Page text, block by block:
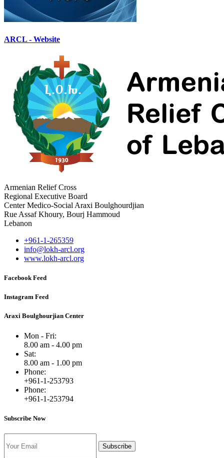
ARCL - Website
Armenian Relief Cross
Regional Executive Board
Center Medico-Social Araxi Boulghourdjian
Rue Assaf Khoury, Bourj Hammoud
Lebanon
+961-1-265359
info@lokh-arcl.org
www.lokh-arcl.org
Facebook Feed
Instagram Feed
Araxi Boulghourjian Center
Mon - Fri:
8.00 am - 4.00 pm
Sat:
8.00 am - 1.00 pm
Phone:
+961-1-253793
Phone:
+961-1-253794
Subscribe Now
Subscribe